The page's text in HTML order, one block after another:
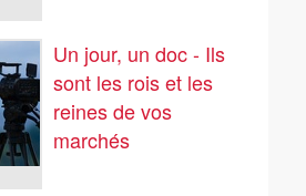
Un jour, un doc - Ils
sont les rois et les
reines de vos
marchés